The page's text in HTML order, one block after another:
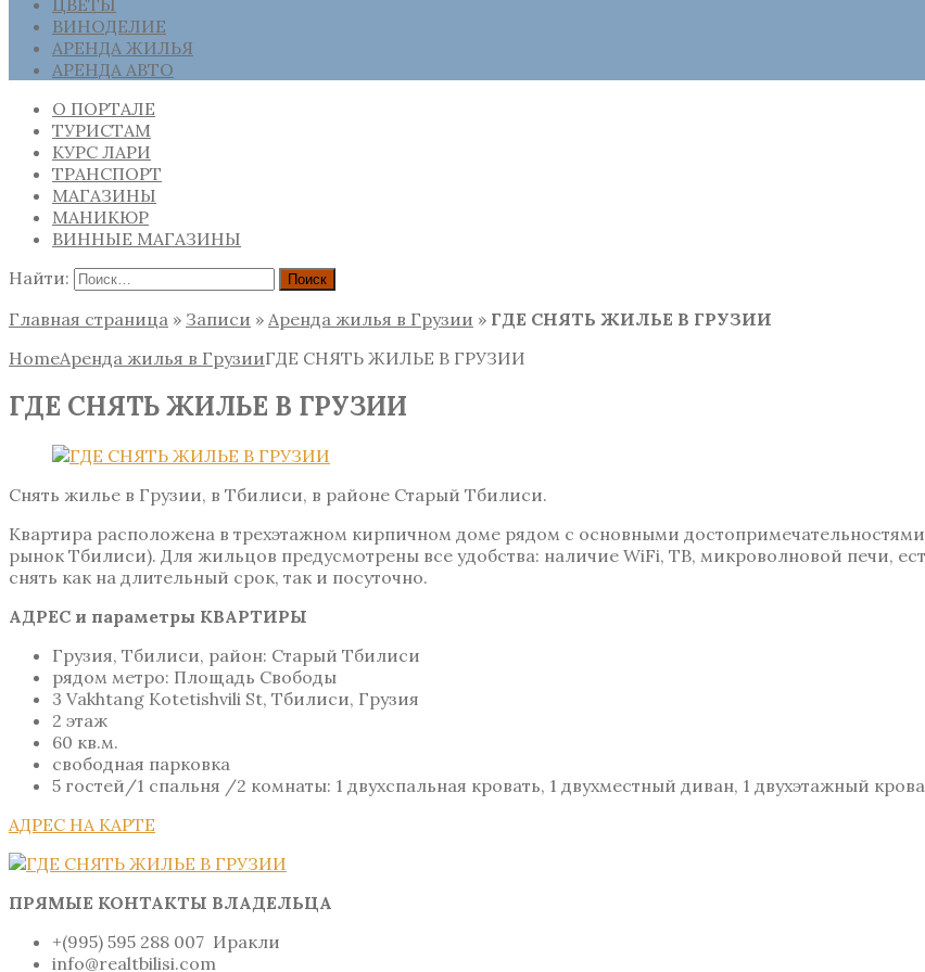
ВИНОДЕЛИЕ
АРЕНДА ЖИЛЬЯ
АРЕНДА АВТО
О ПОРТАЛЕ
ТУРИСТАМ
КУРС ЛАРИ
ТРАНСПОРТ
МАГАЗИНЫ
МАНИКЮР
ВИННЫЕ МАГАЗИНЫ
Найти:
Главная страница » Записи » Аренда жилья в Грузии » ГДЕ СНЯТЬ ЖИЛЬЕ В ГРУЗИИ
HomeАренда жилья в ГрузииГДЕ СНЯТЬ ЖИЛЬЕ В ГРУЗИИ
ГДЕ СНЯТЬ ЖИЛЬЕ В ГРУЗИИ
Снять жилье в Грузии, в Тбилиси, в районе Старый Тбилиси.
Квартира расположена в трехэтажном кирпичном доме рядом с основными
рынок Тбилиси). Для жильцов предусмотрены все удобства: наличие WiFi, ТВ, микроволновой печи,
снять как на длительный срок, так и посуточно.
АДРЕС и параметры КВАРТИРЫ
Грузия, Тбилиси, район: Старый Тбилиси
рядом метро: Площадь Свободы
3 Vakhtang Kotetishvili St, Тбилиси, Грузия
2 этаж
60 кв.м.
свободная парковка
5 гостей/1 спальня /2 комнаты: 1 двухспальная кровать, 1 двухместный диван, 1 двухэтажный
АДРЕС НА КАРТЕ
ПРЯМЫЕ КОНТАКТЫ ВЛАДЕЛЬЦА
+(995) 595 288 007 Иракли
info@realtbilisi.com